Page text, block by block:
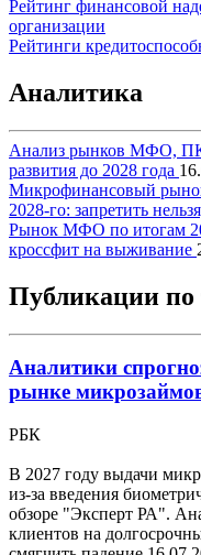
Рейтинг финансовой
организации
Рейтинги
Аналитика
Анализ рынков МФО,
развития до 2028 года
Микрофинансовый
2028-го: запретить
Рынок МФО по итогам
кроссфит на выживание
Публикации по
Аналитики
рынке
РБК
В 2027 году выдачи
из-за введения
обзоре "Эксперт РА".
клиентов на